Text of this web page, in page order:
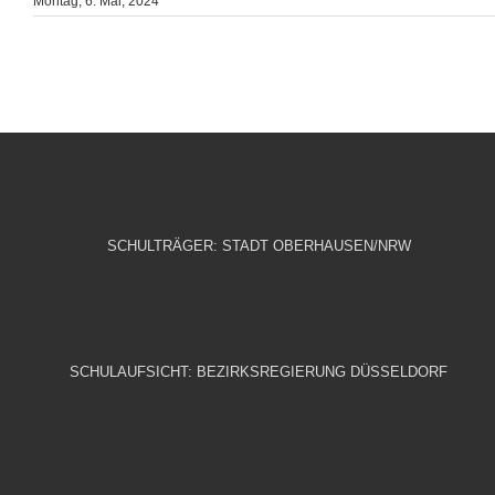
SCHULTRÄGER: STADT OBERHAUSEN/NRW
SCHULAUFSICHT: BEZIRKSREGIERUNG DÜSSELDORF